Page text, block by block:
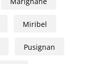
Miribel
Pusignan